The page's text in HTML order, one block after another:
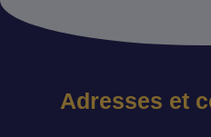
Adresses et